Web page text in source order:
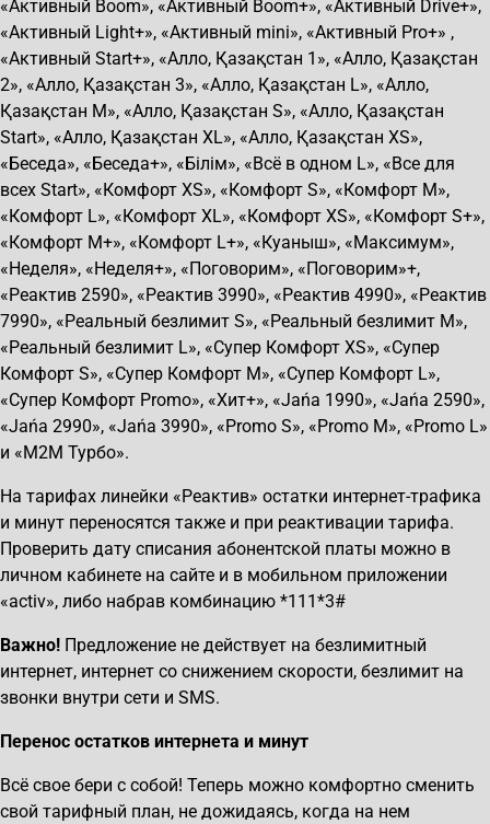
«Активный Boom», «Активный Boom+», «Активный Drive+»,
«Активный Light+», «Активный mini», «Активный Pro+» ,
«Активный Start+», «Алло, Қазақстан 1», «Алло, Қазақстан
2», «Алло, Қазақстан 3», «Алло, Қазақстан L», «Алло,
Қазақстан M», «Алло, Қазақстан S», «Алло, Қазақстан
Start», «Алло, Қазақстан XL», «Алло, Қазақстан XS»,
«Беседа», «Беседа+», «Бiлiм», «Всё в одном L», «Все для
всех Start», «Комфорт XS», «Комфорт S», «Комфорт M»,
«Комфорт L», «Комфорт XL», «Комфорт XS», «Комфорт S+»,
«Комфорт M+», «Комфорт L+», «Куаныш», «Максимум»,
«Неделя», «Неделя+», «Поговорим», «Поговорим»+,
«Реактив 2590», «Реактив 3990», «Реактив 4990», «Реактив
7990», «Реальный безлимит S», «Реальный безлимит M»,
«Реальный безлимит L», «Супер Комфорт XS», «Супер
Комфорт S», «Супер Комфорт M», «Супер Комфорт L»,
«Супер Комфорт Promo», «Хит+», «Jańa 1990», «Jańa 2590»,
«Jańa 2990», «Jańa 3990», «Promo S», «Promo M», «Promo L»
и «M2M Турбо».
На тарифах линейки «Реактив» остатки интернет-трафика
и минут переносятся также и при реактивации тарифа.
Проверить дату списания абонентской платы можно в
личном кабинете на сайте и в мобильном приложении
«activ», либо набрав комбинацию *111*3#
Важно! Предложение не действует на безлимитный
интернет, интернет со снижением скорости, безлимит на
звонки внутри сети и SMS.
Перенос остатков интернета и минут
Всё свое бери с собой! Теперь можно комфортно сменить
свой тарифный план, не дожидаясь, когда на нем